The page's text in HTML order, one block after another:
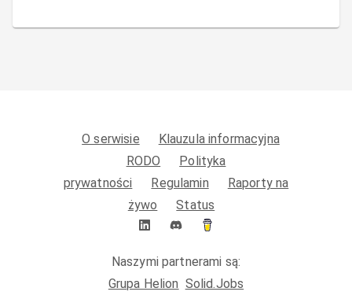
O serwisie
Klauzula informacyjna
RODO
Polityka
prywatności
Regulamin
Raporty na
żywo
Status
Naszymi partnerami są:
Grupa Helion Solid.Jobs